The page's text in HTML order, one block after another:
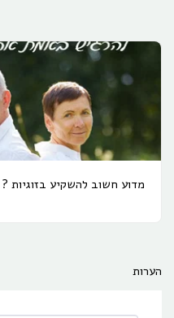
מדוע חשוב להשקיע בזוגיות ?
הערות